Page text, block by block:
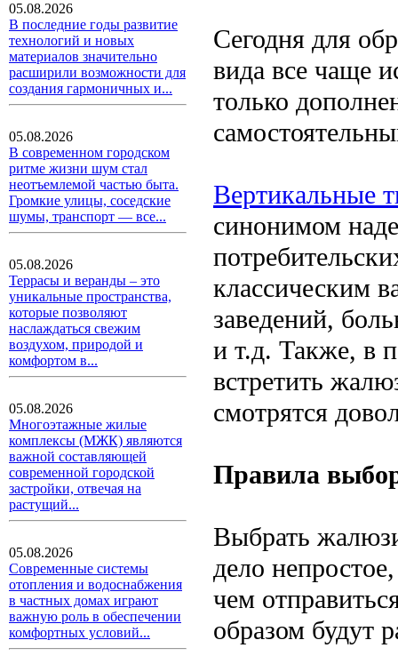
05.08.2026
В последние годы развитие
технологий и новых
материалов значительно
расширили возможности для
создания гармоничных и...
05.08.2026
В современном городском
ритме жизни шум стал
неотъемлемой частью быта.
Громкие улицы, соседские
шумы, транспорт — все...
05.08.2026
Террасы и веранды – это
уникальные пространства,
которые позволяют
наслаждаться свежим
воздухом, природой и
комфортом в...
05.08.2026
Многоэтажные жилые
комплексы (МЖК) являются
важной составляющей
современной городской
застройки, отвечая на
растущий...
05.08.2026
Современные системы
отопления и водоснабжения
в частных домах играют
важную роль в обеспечении
комфортных условий...
Сегодня для
вида все чаще
только
Вертикальные
синонимом
классическим
заведений,
и т.д. Также, в
встретить
смотрятся
Правила
Выбрать
дело
чем
образом будут